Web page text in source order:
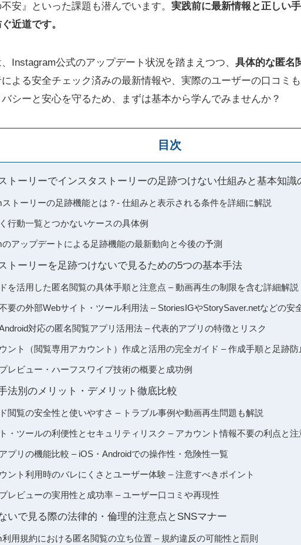
安』といった課題も潜んでいます。 実践前に最新情報と正しい
近道です。
Instagram公式のアップデート状況を踏まえつつ、 具体的な匿名
よる安全チェック済みの最新情報や、実際のユーザーの口コミ
シーと安心を守るため、まずは基本から学んでみませんか？
目次
トーリーでインスタストーリーの足跡つけない仕組みと基本知識
ストーリーの足跡機能とは？- 仕組みと表示される条件を詳細に解説
行動一覧とつかないケースの具体例
のアップデートによる足跡機能の最新動向と今後の予測
トーリーを足跡つけないで見るための5つの基本手法
を活用した匿名閲覧の具体手順と注意点 – 動画再生の制限を含む詳細解説
要の外部Webサイト・ツール利用法 – StoriesIGやStorySaver.netなどの安
対応の匿名閲覧アプリ活用法 – 代表的アプリの特徴とリスク
ント（閲覧専用アカウント）作成と活用の完全ガイド – 作成手順と足跡
レビュー・ハーフスワイプ技術の概要と成功例
法別のメリット・デメリット徹底比較
閲覧の安全性と使いやすさ – トラブル事例や動画再生問題も解説
・ツールの利便性とセキュリティリスク – アカウント情報不要の利点と注
プリの機能比較 – iOS・Androidでの操作性・危険性一覧
ント利用時のバレにくさとユーザー体験 – 注意すべきポイント
レビューの実用性と成功率 – ユーザー口コミや再現性
いで見る際の法律的・倫理的注意点とSNSマナー
利用規約における匿名閲覧の立ち位置 – 規約違反の可能性と罰則